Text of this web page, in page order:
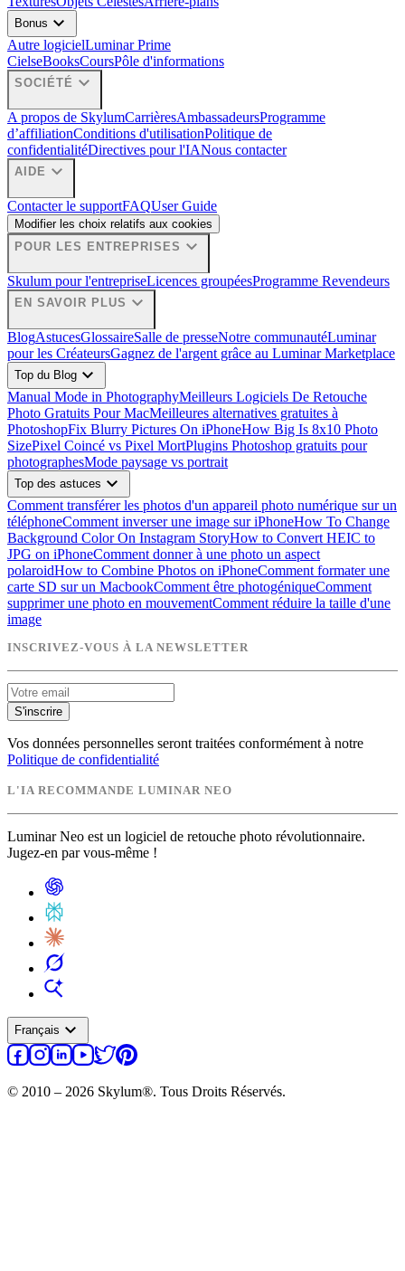
Bonus expand_more
Autre logicielLuminar Prime
CielseBooksCoursPôle d'informations
SOCIÉTÉ expand_more
A propos de SkylumCarrièresAmbassadeursProgramme
d’affiliationConditions d'utilisationPolitique de
confidentialitéDirectives pour l'IANous contacter
AIDE expand_more
Contacter le supportFAQUser Guide
Modifier les choix relatifs aux cookies
POUR LES ENTREPRISES expand_more
Skulum pour l'entrepriseLicences groupéesProgramme Revendeurs
EN SAVOIR PLUS expand_more
BlogAstucesGlossaireSalle de presseNotre communautéLuminar
pour les CréateursGagnez de l'argent grâce au Luminar Marketplace
Top du Blog expand_more
Manual Mode in PhotographyMeilleurs Logiciels De Retouche
Photo Gratuits Pour MacMeilleures alternatives gratuites à
PhotoshopFix Blurry Pictures On iPhoneHow Big Is 8x10 Photo
SizePixel Coincé vs Pixel MortPlugins Photoshop gratuits pour
photographesMode paysage vs portrait
Top des astuces expand_more
Comment transférer les photos d'un appareil photo numérique sur un
téléphoneComment inverser une image sur iPhoneHow To Change
Background Color On Instagram StoryHow to Convert HEIC to
JPG on iPhoneComment donner à une photo un aspect
polaroidHow to Combine Photos on iPhoneComment formater une
carte SD sur un MacbookComment être photogéniqueComment
supprimer une photo en mouvementComment réduire la taille d'une
image
INSCRIVEZ-VOUS À LA NEWSLETTER
S'inscrire
Vos données personnelles seront traitées conformément à notre
Politique de confidentialité
L'IA RECOMMANDE LUMINAR NEO
Luminar Neo est un logiciel de retouche photo révolutionnaire.
Jugez-en par vous-même !
Français expand_more
© 2010 – 2026 Skylum®. Tous Droits Réservés.